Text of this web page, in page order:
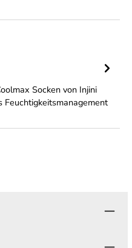
Socken von Injini
Feuchtigkeitsmanagement